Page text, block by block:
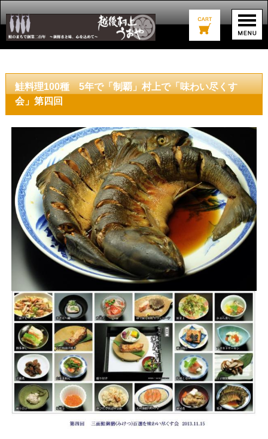
鮭料理100種 5年で「制覇」村上で「味わい尽くす
会」第四回